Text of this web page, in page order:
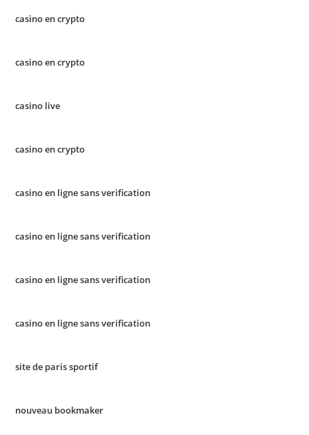
casino en crypto
casino en crypto
casino live
casino en crypto
casino en ligne sans verification
casino en ligne sans verification
casino en ligne sans verification
casino en ligne sans verification
site de paris sportif
nouveau bookmaker